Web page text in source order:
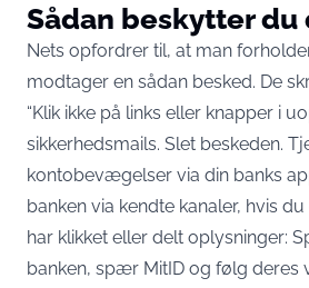
Sådan beskytter du
Nets opfordrer til, at man
modtager en sådan besked. De
“Klik ikke på links eller knapper i
sikkerhedsmails. Slet beskeden.
kontobevægelser via din banks
banken via kendte kanaler, hvis
har klikket eller delt oplysninger:
banken, spær MitID og følg deres